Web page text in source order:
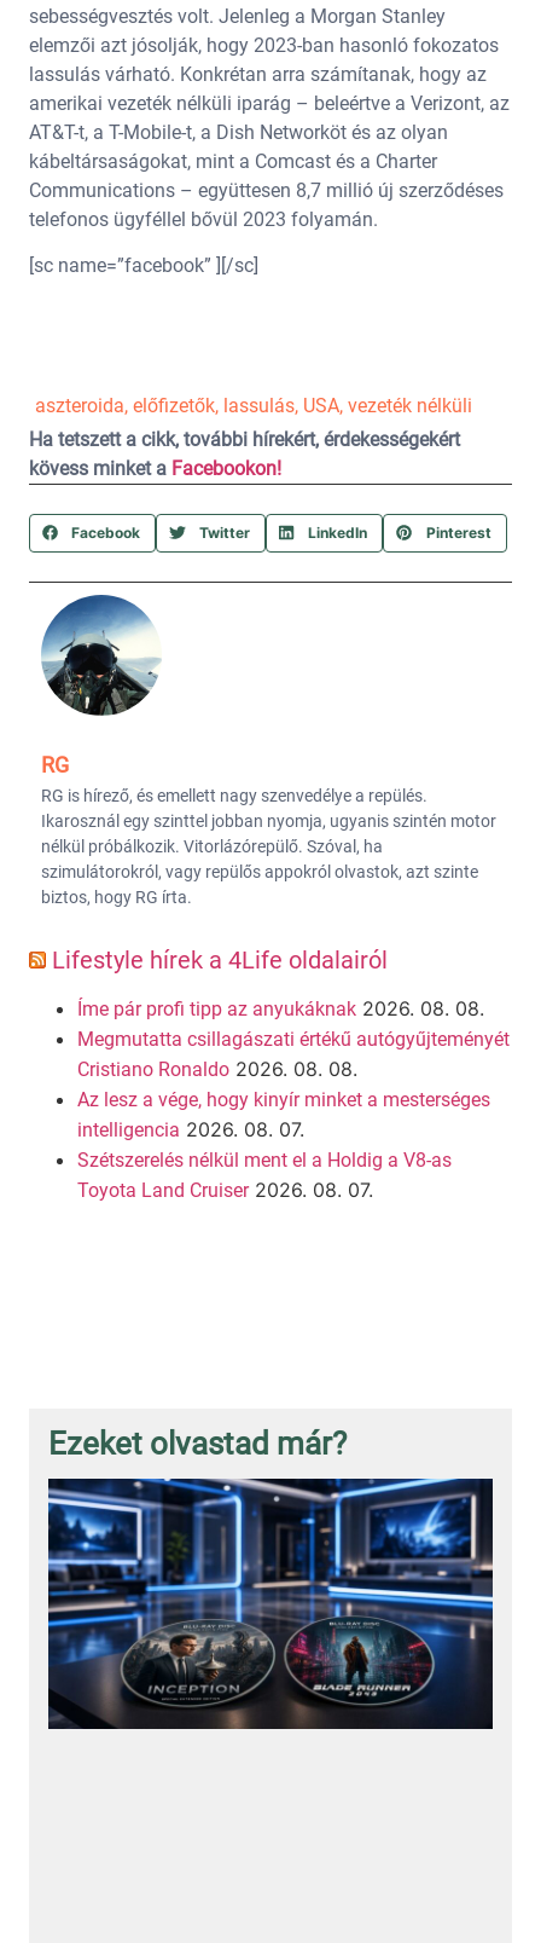
sebességvesztés volt. Jelenleg a Morgan Stanley
elemzői azt jósolják, hogy 2023-ban hasonló fokozatos
lassulás várható. Konkrétan arra számítanak, hogy az
amerikai vezeték nélküli iparág – beleértve a Verizont, az
AT&T-t, a T-Mobile-t, a Dish Networköt és az olyan
kábeltársaságokat, mint a Comcast és a Charter
Communications – együttesen 8,7 millió új szerződéses
telefonos ügyféllel bővül 2023 folyamán.
[sc name=”facebook” ][/sc]
aszteroida, előfizetők, lassulás, USA, vezeték nélküli
Ha tetszett a cikk, további hírekért, érdekességekért
kövess minket a Facebookon!
Facebook Twitter LinkedIn Pinterest
RG
RG is hírező, és emellett nagy szenvedélye a repülés.
Ikarosznál egy szinttel jobban nyomja, ugyanis szintén motor
nélkül próbálkozik. Vitorlázórepülő. Szóval, ha
szimulátorokról, vagy repülős appokról olvastok, azt szinte
biztos, hogy RG írta.
Lifestyle hírek a 4Life oldalairól
Íme pár profi tipp az anyukáknak 2026. 08. 08.
Megmutatta csillagászati értékű autógyűjteményét
Cristiano Ronaldo 2026. 08. 08.
Az lesz a vége, hogy kinyír minket a mesterséges
intelligencia 2026. 08. 07.
Szétszerelés nélkül ment el a Holdig a V8-as
Toyota Land Cruiser 2026. 08. 07.
Ezeket olvastad már?